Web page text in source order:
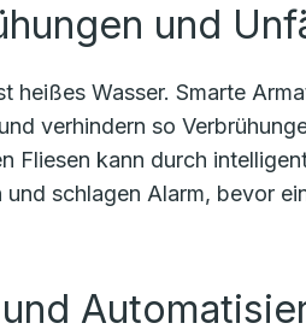
und
heißes Wasser. Smarte
verhindern so
Fliesen kann durch
und schlagen Alarm, bevor